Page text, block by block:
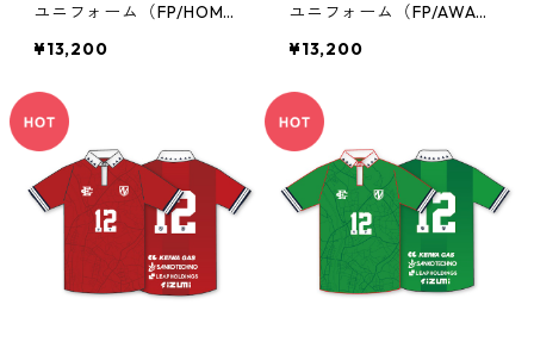
ユニフォーム（FP/HOM
¥13,200
ユニフォーム（FP/AWA
¥13,200